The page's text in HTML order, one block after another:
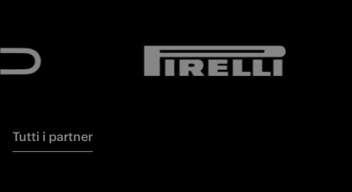
Tutti i partner